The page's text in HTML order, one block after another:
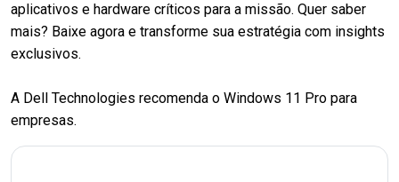
aplicativos e hardware críticos para a missão. Quer saber
mais? Baixe agora e transforme sua estratégia com insights
exclusivos.
A Dell Technologies recomenda o Windows 11 Pro para
empresas.